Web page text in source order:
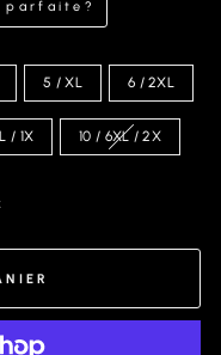
5 / XL 6 / 2XL
/ 1X 10 / 6XL / 2X